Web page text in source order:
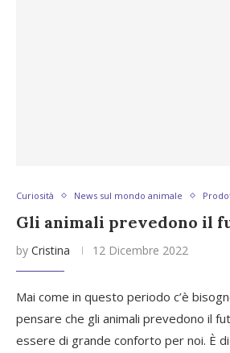
Curiosità News sul mondo animale
Gli animali prevedono il
by Cristina 12 Dicembre 2022
Mai come in questo periodo c’è
pensare che gli animali prevedono il
essere di grande conforto per noi. È